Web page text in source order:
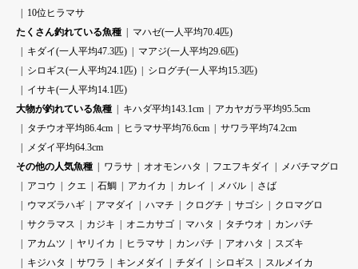
10位ヒラマサ
たくさん釣れている魚種
マハゼ(一人平均70.4匹)
キダイ(一人平均47.3匹)
マアジ(一人平均29.6匹)
シロギス(一人平均24.1匹)
シログチ(一人平均15.3匹)
イサキ(一人平均14.1匹)
大物が釣れている魚種
キハダ平均143.1cm
アカヤガラ平均95.5cm
タチウオ平均86.4cm
ヒラマサ平均76.6cm
サワラ平均74.2cm
メダイ平均64.3cm
その他の人気魚種
ワラサ オオモンハタ フエフキダイ
メバチマグロ
アコウ
クエ 石鯛 アカイカ カレイ メバル
さば
ウマズラハギ
アマダイ ハマチ クログチ サゴシ
クロマグロ
サクラマス
カジキ オニカサゴ マハタ タチウオ
カンパチ
アカムツ
ヤリイカ ヒラマサ カンパチ アオハタ
スズキ
キジハタ
サワラ キンメダイ チダイ シロギス
スルメイカ